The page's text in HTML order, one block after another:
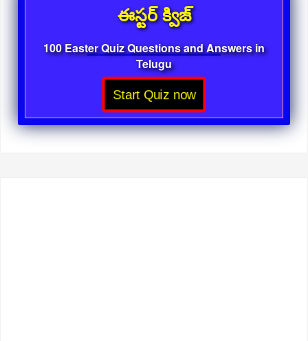
ఈస్టర్ క్విజ్
100 Easter Quiz Questions and Answers in
Telugu
Start Quiz now